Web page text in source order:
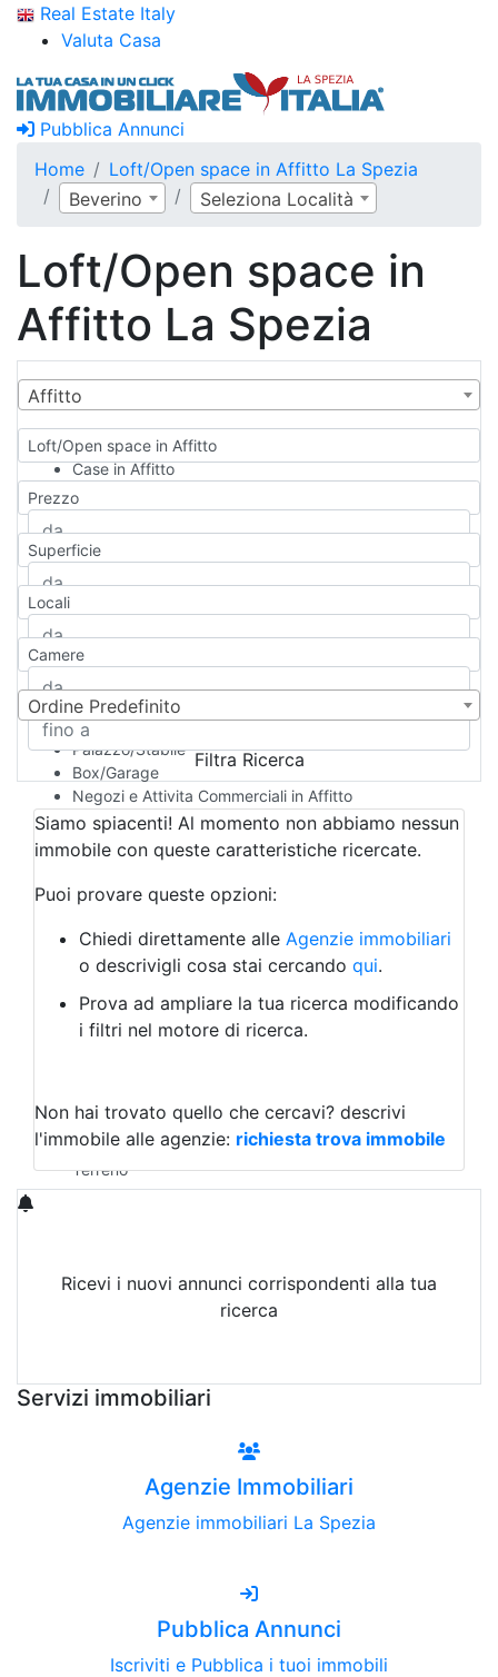
Real Estate Italy
Valuta Casa
Pubblica Annunci
Home
Loft/Open space in Affitto La Spezia
Beverino
Seleziona Località
Loft/Open space in
Affitto La Spezia
Affitto
Loft/Open space in Affitto
Case in Affitto
Qualsiasi
Appartamento
Casa indipendente
Casa Semi-indipendente
Attico/Mansarda
Rustico/Casale
Camera d'Albergo
Multiproprietà
Palazzo/Stabile
Box/Garage
Negozi e Attivita Commerciali in Affitto
Qualsiasi
Attività/Licenza Commerciale
Azienda Agricola
Bar/Ristorante
Albergo
Laboratorio Artigianale
Negozio/locale commerciale
Agriturismo
Magazzini
Qualsiasi
Terreno edificabile
Terreno
Prezzo
Superficie
Locali
Camere
Ordine Predefinito
Filtra Ricerca
Siamo spiacenti! Al momento non abbiamo nessun
immobile con queste caratteristiche ricercate.
Puoi provare queste opzioni:
Chiedi direttamente alle Agenzie immobiliari
o descrivigli cosa stai cercando qui.
Prova ad ampliare la tua ricerca modificando
i filtri nel motore di ricerca.
Non hai trovato quello che cercavi? descrivi
l'immobile alle agenzie: richiesta trova immobile
Ricevi i nuovi annunci corrispondenti alla tua
ricerca
Servizi immobiliari
Agenzie Immobiliari
Agenzie immobiliari La Spezia
Pubblica Annunci
Iscriviti e Pubblica i tuoi immobili